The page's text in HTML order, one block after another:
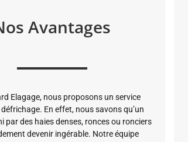
Avantages
Elagage, nous proposons un service
En effet, nous savons qu’un
par des haies denses, ronces ou ronciers
devenir ingérable. Notre équipe